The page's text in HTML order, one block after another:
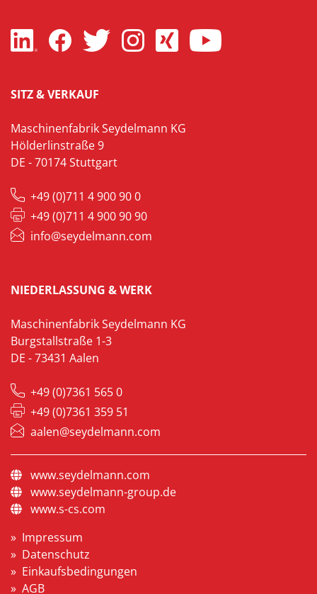
SITZ & VERKAUF
Maschinenfabrik Seydelmann KG
Hölderlinstraße 9
DE - 70174 Stuttgart
+49 (0)711 4 900 90 0
+49 (0)711 4 900 90 90
info@seydelmann.com
NIEDERLASSUNG & WERK
Maschinenfabrik Seydelmann KG
Burgstallstraße 1-3
DE - 73431 Aalen
+49 (0)7361 565 0
+49 (0)7361 359 51
aalen@seydelmann.com
www.seydelmann.com
www.seydelmann-group.de
www.s-cs.com
Impressum
Datenschutz
Einkaufsbedingungen
AGB